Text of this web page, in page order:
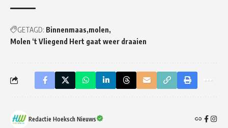
GETAGD: Binnenmaas molen
Molen ‘t Vliegend Hert gaat weer draaien
Redactie Hoeksch Nieuws